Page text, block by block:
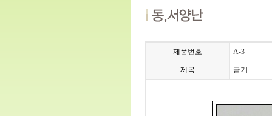
제품번호 A-3
제목 금기